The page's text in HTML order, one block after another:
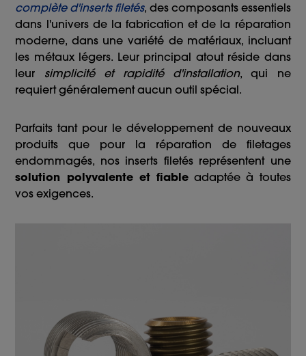
complète d'inserts filetés, des composants essentiels
dans l'univers de la fabrication et de la réparation
moderne, dans une variété de matériaux, incluant
les métaux légers. Leur principal atout réside dans
leur simplicité et rapidité d'installation, qui ne
requiert généralement aucun outil spécial.
Parfaits tant pour le développement de nouveaux
produits que pour la réparation de filetages
endommagés, nos inserts filetés représentent une
solution polyvalente et fiable adaptée à toutes
vos exigences.